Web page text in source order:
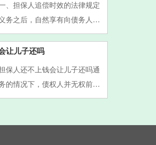
、担保人追偿时效的法律规定
务之后，自然享有向债务人进
偿权益的诉讼有效期，即从担
让儿子还吗
保人还不上钱会让儿子还吗通
的情况下，债权人并无权前来
。因为保证人所承担的是基于